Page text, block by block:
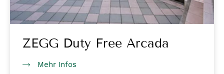
ZEGG Duty Free Arcada
Mehr Infos